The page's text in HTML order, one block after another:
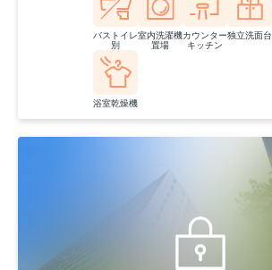
バストイレ
別
室内洗濯機
置場
カウンター
キッチン
独立洗面台
浴室乾燥機